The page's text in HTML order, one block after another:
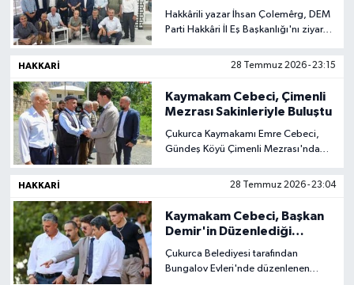
Başkanlığı'na Ziyaret
Hakkârili yazar İhsan Çolemêrg, DEM
Parti Hakkâri İl Eş Başkanlığı'nı ziyaret
siyasal gündemine ilişkin
HAKKARI 28 Temmuz 2026 - 23:15
Kaymakam Cebeci, Çimenli
Mezrası Sakinleriyle Buluştu
Çukurca Kaymakamı Emre Cebeci,
Gündeş Köyü Çimenli Mezrası'nda
sakinleriyle bir araya gelerek
dinledi.
HAKKARI 28 Temmuz 2026 - 23:04
Kaymakam Cebeci, Başkan
Demir'in Düzenlediği
Çukurca Belediyesi tarafından
Bungalov Evleri'nde düzenlenen